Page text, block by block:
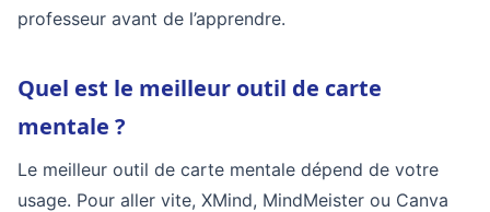
professeur avant de l’apprendre.
Quel est le meilleur outil de carte
mentale ?
Le meilleur outil de carte mentale dépend de votre
usage. Pour aller vite, XMind, MindMeister ou Canva